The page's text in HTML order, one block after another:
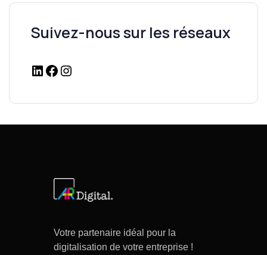
Suivez-nous sur les réseaux
Votre partenaire idéal pour la
digitalisation de votre entreprise !